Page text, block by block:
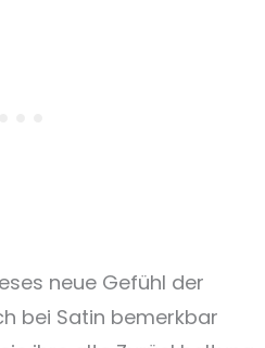
neue Gefühl der
bei Satin bemerkbar